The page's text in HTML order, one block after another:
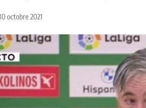
octobre 2021